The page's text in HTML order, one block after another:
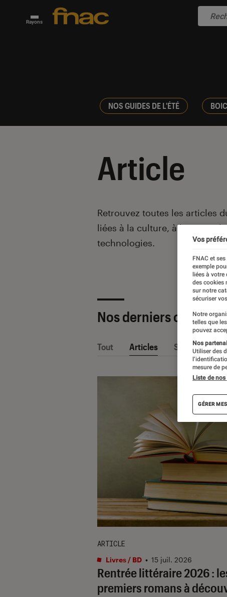
Rayons
NOS GUIDES DE L'ÉTÉ
Article
Introduction
Retrouvez toutes les articles
liées à la culture, à la pop
technologies.
Nos derniers
Tout Articles Sélections et
Rentrée littéraire 2026 :
premiers romans à
ARTICLE
Livres / BD • 15 juil. 2026
Vos
FNAC et
exemple
liées à
des cookies
sur notre
sécuriser
Notre
telles que
pouvez
Nos
Utiliser des
mesure de
Liste de
GÉRER